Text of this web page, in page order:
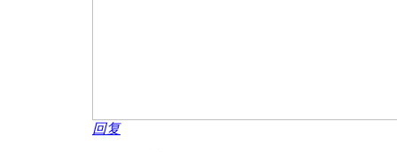
回复